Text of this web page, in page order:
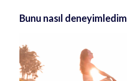
Bunu nasıl deneyimledim